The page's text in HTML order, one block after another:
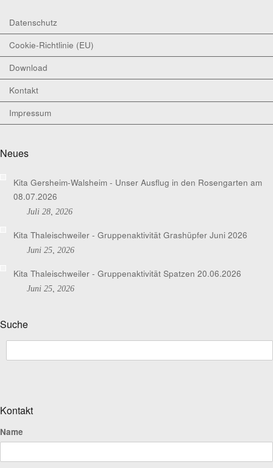
Datenschutz
Cookie-Richtlinie (EU)
Download
Kontakt
Impressum
Neues
Kita Gersheim-Walsheim - Unser Ausflug in den Rosengarten am
08.07.2026
Juli 28, 2026
Kita Thaleischweiler - Gruppenaktivität Grashüpfer Juni 2026
Juni 25, 2026
Kita Thaleischweiler - Gruppenaktivität Spatzen 20.06.2026
Juni 25, 2026
Suche
Kontakt
Name